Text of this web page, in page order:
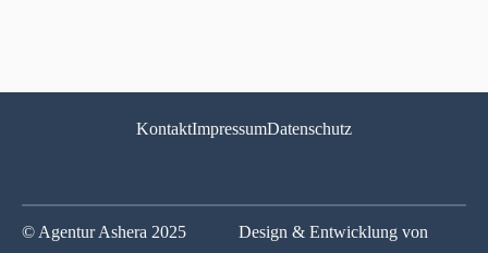
KontaktImpressumDatenschutz
© Agentur Ashera 2025 Design & Entwicklung von